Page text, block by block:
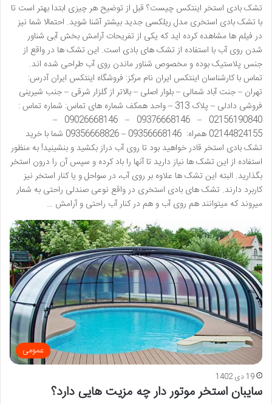
تشک بادی استخر اینتکس چیست؟ قبل از توضیح هر چیزی ابتدا بهتر است تا
با تشک بادی استخری مدل ریلکسی جدید بیشتر آشنا شوید. احتمالا شما نیز
در فیلم ها مشاهده کرده اید که یکی از تفریحات آرامش بخش آبی شناور
شدن روی آب با استفاده از تشک های بادی است. این تشک ها در واقع از
جنس پلاستیک بوده و مخصوص شناور ماندن روی آب طراحی شده اند.
تماس با کارشناسان اینتکس ایران نام مرکز: فروشگاه اینتکس ایران آدرس:
تهران – جنت آباد شمالی – بلوار اصلی – بالاتر از گلزار شرقی – جنب شیرینی
فروشی دادلی – پلاک 313 – واحد همکف شماره های تماس: شماره تماس :
02156190840 – 09376668146 – 09026668146 –
02144824155 همراه: 09356668146 – 09356668826 شما با خرید
تشک بادی استخر قادر خواهید بود تا روی آب دراز بکشید و بنشینید! به منظور
استفاده از این تشک ها نیاز دارید تا آنها را باد کرده و سپس آن را درون استخر
بگذارید. البته این تشک ها علاوه بر روی آب، در سواحل و یا کنار استخر نیز
کاربرد دارند. تشک های بادی استخری در واقع نوعی صندلی راحتی به شمار
میروند که میتوانند هم روی آب و هم در کنار آب راحتی و آرامش …
عمومی
19 دی 1402
سایبان استخر موتور دار چه مزیت هایی دارد؟